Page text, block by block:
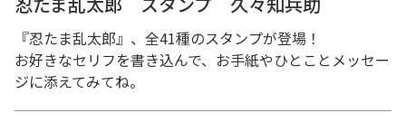
『忍たま乱太郎』、全41種のスタンプが登場！
お好きなセリフを書き込んで、お手紙やひとことメッセー
ジに添えてみてね。